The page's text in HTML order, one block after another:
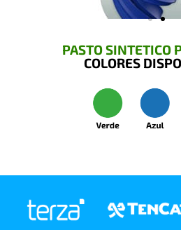
PASTO SINTETICO
COLORES